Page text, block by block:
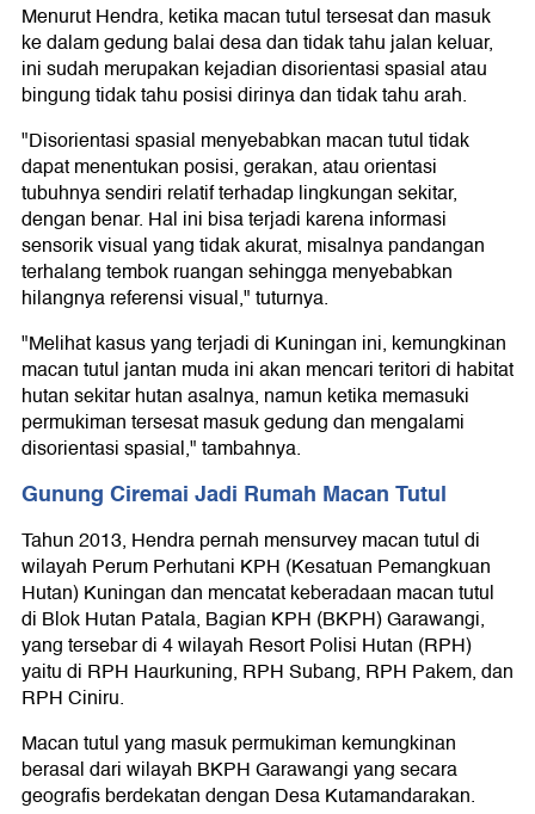
Menurut Hendra, ketika macan tutul tersesat dan masuk
ke dalam gedung balai desa dan tidak tahu jalan keluar,
ini sudah merupakan kejadian disorientasi spasial atau
bingung tidak tahu posisi dirinya dan tidak tahu arah.
"Disorientasi spasial menyebabkan macan tutul tidak
dapat menentukan posisi, gerakan, atau orientasi
tubuhnya sendiri relatif terhadap lingkungan sekitar,
dengan benar. Hal ini bisa terjadi karena informasi
sensorik visual yang tidak akurat, misalnya pandangan
terhalang tembok ruangan sehingga menyebabkan
hilangnya referensi visual," tuturnya.
"Melihat kasus yang terjadi di Kuningan ini, kemungkinan
macan tutul jantan muda ini akan mencari teritori di habitat
hutan sekitar hutan asalnya, namun ketika memasuki
permukiman tersesat masuk gedung dan mengalami
disorientasi spasial," tambahnya.
Gunung Ciremai Jadi Rumah Macan Tutul
Tahun 2013, Hendra pernah mensurvey macan tutul di
wilayah Perum Perhutani KPH (Kesatuan Pemangkuan
Hutan) Kuningan dan mencatat keberadaan macan tutul
di Blok Hutan Patala, Bagian KPH (BKPH) Garawangi,
yang tersebar di 4 wilayah Resort Polisi Hutan (RPH)
yaitu di RPH Haurkuning, RPH Subang, RPH Pakem, dan
RPH Ciniru.
Macan tutul yang masuk permukiman kemungkinan
berasal dari wilayah BKPH Garawangi yang secara
geografis berdekatan dengan Desa Kutamandarakan.